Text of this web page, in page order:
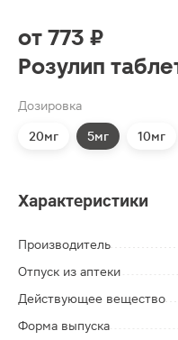
от 773 ₽
Розулип
Дозировка
20мг 5мг 10мг
Характеристики
Производитель
Отпуск из аптеки
Действующее вещество
Форма выпуска